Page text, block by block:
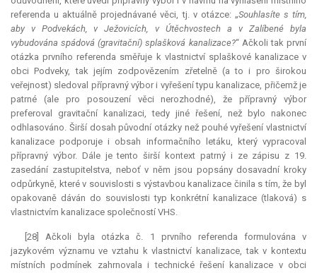
referenda u aktuálně projednávané věci, tj. v otázce: „Souhlasíte s tím,
aby v Podvekách, v Ježovicích, v Útěchvostech a v Zalíbené byla
vybudována spádová (gravitační) splašková kanalizace?“ Ačkoli tak první
otázka prvního referenda směřuje k vlastnictví splaškové kanalizace v
obci Podveky, tak jejím zodpovězením zřetelně (a to i pro širokou
veřejnost) sledoval přípravný výbor i vyřešení typu kanalizace, přičemž je
patrné (ale pro posouzení věci nerozhodné), že přípravný výbor
preferoval gravitační kanalizaci, tedy jiné řešení, než bylo nakonec
odhlasováno. Širší dosah původní otázky než pouhé vyřešení vlastnictví
kanalizace podporuje i obsah informačního letáku, který vypracoval
přípravný výbor. Dále je tento širší kontext patrný i ze zápisu z 19.
zasedání zastupitelstva, neboť v něm jsou popsány dosavadní kroky
odpůrkyně, které v souvislosti s výstavbou kanalizace činila s tím, že byl
opakovaně dáván do souvislosti typ konkrétní kanalizace (tlaková) s
vlastnictvím kanalizace společností VHS.
[28] Ačkoli byla otázka č. 1 prvního referenda formulována v
jazykovém významu ve vztahu k vlastnictví kanalizace, tak v kontextu
místních podmínek zahrnovala i technické řešení kanalizace v obci